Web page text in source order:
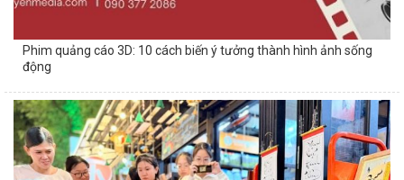
Phim quảng cáo 3D: 10 cách biến ý tưởng thành hình ảnh sống
động